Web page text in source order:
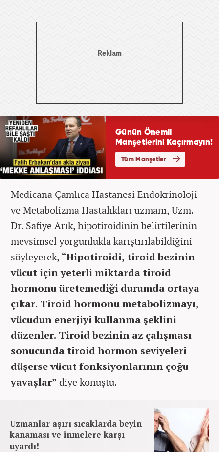
Medicana Çamlıca Hastanesi Endokrinoloji
ve Metabolizma Hastalıkları uzmanı, Uzm.
Dr. Safiye Arık, hipotiroidinin belirtilerinin
mevsimsel yorgunlukla karıştırılabildiğini
söyleyerek, “Hipotiroidi, tiroid bezinin
vücut için yeterli miktarda tiroid
hormonu üretemediği durumda ortaya
çıkar. Tiroid hormonu metabolizmayı,
vücudun enerjiyi kullanma şeklini
düzenler. Tiroid bezinin az çalışması
sonucunda tiroid hormon seviyeleri
düşerse vücut fonksiyonlarının çoğu
yavaşlar” diye konuştu.
Uzmanlar aşırı sıcaklarda beyin
kanaması ve inmelere karşı
uyardı!